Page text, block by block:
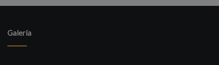
Galería